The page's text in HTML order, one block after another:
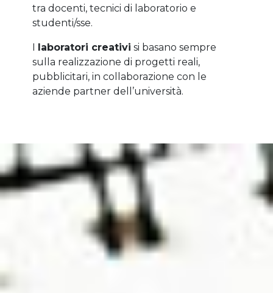
tra docenti, tecnici di laboratorio e
studenti/sse.
I laboratori creativi si basano sempre
sulla realizzazione di progetti reali,
pubblicitari, in collaborazione con le
aziende partner dell’università.